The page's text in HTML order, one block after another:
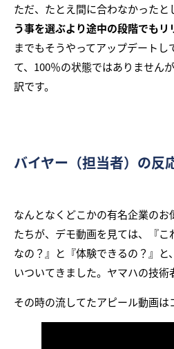
ただ、たとえ間に合わなかったと
う事を選ぶより途中の段階でもリ
までもそうやってアップデートし
て、100％の状態ではありません
訳です。
バイヤー（担当者）の反
なんとなくどこかの有名企業のお
たちが、デモ動画を見ては、『
なの？』と『体験できるの？』
いついてきました。ヤマハの技
その時の流してたアピール動画は